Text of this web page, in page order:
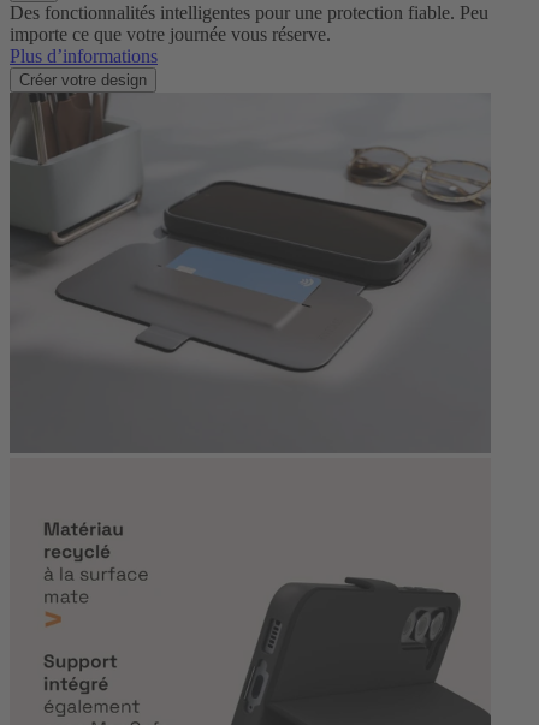
Des fonctionnalités intelligentes pour une protection fiable. Peu
importe ce que votre journée vous réserve.
Plus d’informations
Créer votre design